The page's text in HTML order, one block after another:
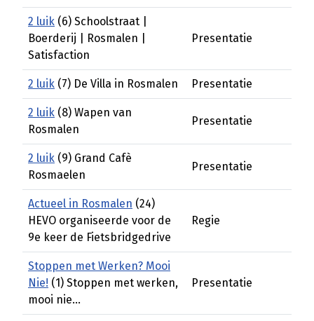
2 luik (6) Schoolstraat |
Boerderij | Rosmalen |
Satisfaction
Presentatie
2 luik (7) De Villa in Rosmalen Presentatie
2 luik (8) Wapen van
Rosmalen
Presentatie
2 luik (9) Grand Cafè
Rosmaelen
Presentatie
Actueel in Rosmalen (24)
HEVO organiseerde voor de
9e keer de Fietsbridgedrive
Regie
Stoppen met Werken? Mooi
Nie! (1) Stoppen met werken,
mooi nie...
Presentatie